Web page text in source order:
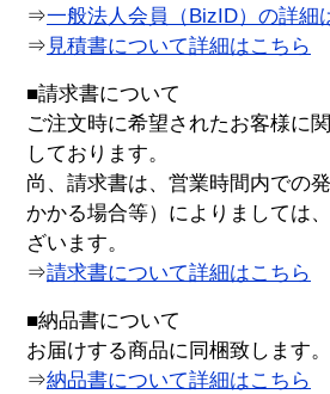
⇒一般法人会員（BizID）の詳細
⇒ 見積書について詳細はこちら
■請求書について
ご注文時に希望されたお客様に
しております。
尚、請求書は、営業時間内での
かかる場合等）によりましては
ざいます。
⇒請求書について詳細はこちら
■納品書について
お届けする商品に同梱致します。
⇒納品書について詳細はこちら